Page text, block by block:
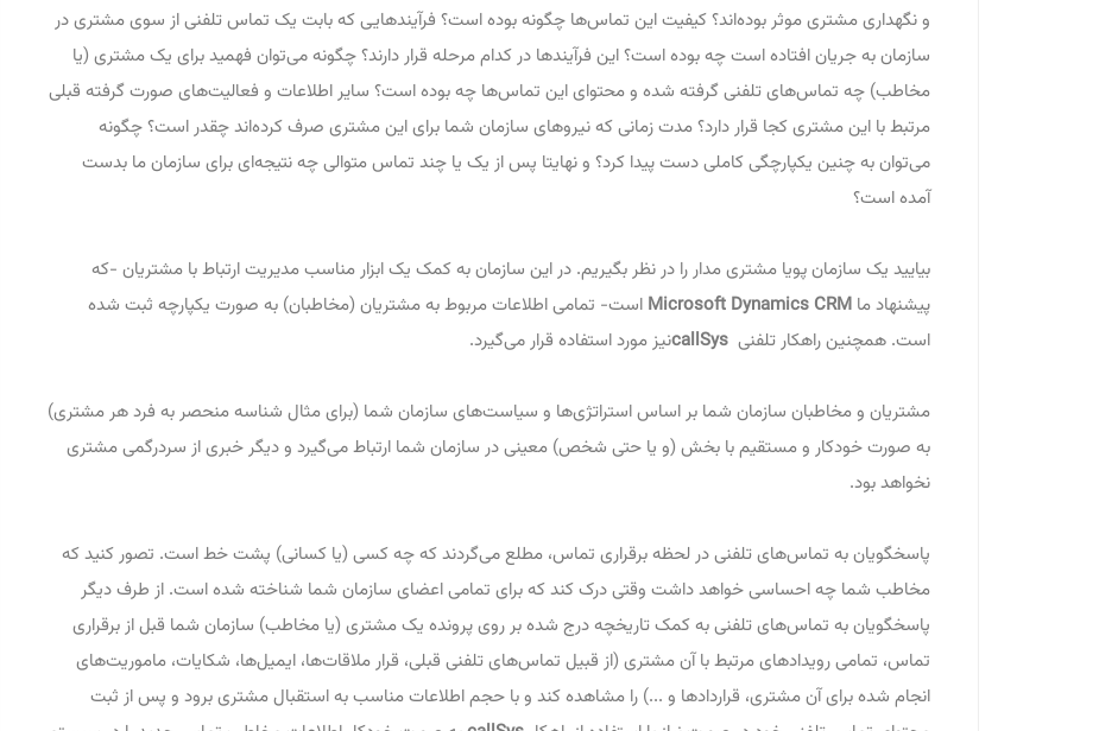
و نگهداری مشتری موثر بوده‌اند؟ کیفیت این تماس‌ها چگونه بوده است؟ فرآیندهایی که بابت یک تماس تلفنی از سوی مشتری در
سازمان به جریان افتاده است چه بوده است؟ این فرآیندها در کدام مرحله قرار دارند؟ چگونه می‌توان فهمید برای یک مشتری (یا
مخاطب) چه تماس‌های تلفنی گرفته شده و محتوای این تماس‌ها چه بوده است؟ سایر اطلاعات و فعالیت‌های صورت گرفته قبلی
مرتبط با این مشتری کجا قرار دارد؟ مدت زمانی که نیروهای سازمان شما برای این مشتری صرف کرده‌اند چقدر است؟ چگونه
می‌توان به چنین یکپارچگی کاملی دست پیدا کرد؟ و نهایتا پس از یک یا چند تماس متوالی چه نتیجه‌ای برای سازمان ما بدست
آمده است؟
بیایید یک سازمان پویا مشتری مدار را در نظر بگیریم. در این سازمان به کمک یک ابزار مناسب مدیریت ارتباط با مشتریان -که
پیشنهاد ما Microsoft Dynamics CRM است- تمامی اطلاعات مربوط به مشتریان (مخاطبان) به صورت یکپارچه ثبت شده
است. همچنین راهکار تلفنی callSysنیز مورد استفاده قرار می‌گیرد.
مشتریان و مخاطبان سازمان شما بر اساس استراتژی‌ها و سیاست‌های سازمان شما (برای مثال شناسه منحصر به فرد هر مشتری)
به صورت خودکار و مستقیم با بخش (و یا حتی شخص) معینی در سازمان شما ارتباط می‌گیرد و دیگر خبری از سردرگمی مشتری
نخواهد بود.
پاسخگویان به تماس‌های تلفنی در لحظه برقراری تماس، مطلع می‌گردند که چه کسی (یا کسانی) پشت خط است. تصور کنید که
مخاطب شما چه احساسی خواهد داشت وقتی درک کند که برای تمامی اعضای سازمان شما شناخته شده است. از طرف دیگر
پاسخگویان به تماس‌های تلفنی به کمک تاریخچه درج شده بر روی پرونده یک مشتری (یا مخاطب) سازمان شما قبل از برقراری
تماس، تمامی رویدادهای مرتبط با آن مشتری (از قبیل تماس‌های تلفنی قبلی، قرار ملاقات‌ها، ایمیل‌ها، شکایات، ماموریت‌های
انجام شده برای آن مشتری، قراردادها و ...) را مشاهده کند و با حجم اطلاعات مناسب به استقبال مشتری برود و پس از ثبت